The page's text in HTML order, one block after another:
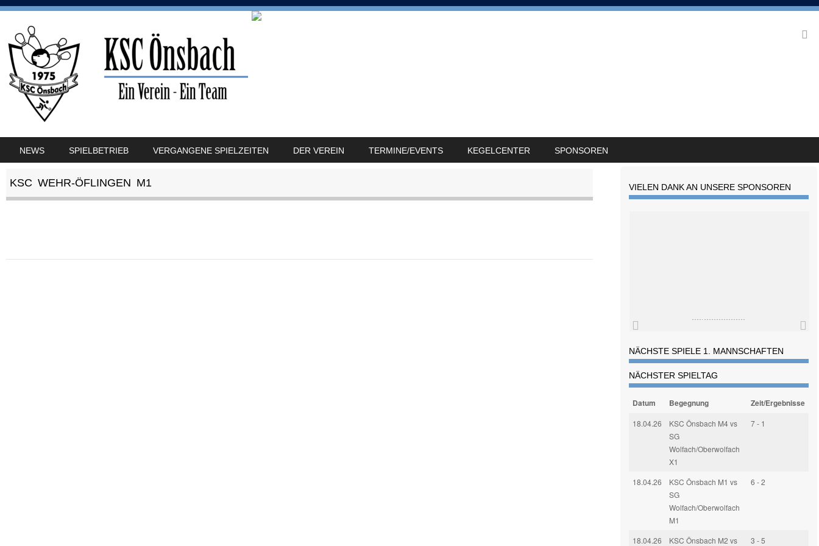
MENU
NEWS SPIELBETRIEB VERGANGENE SPIELZEITEN DER VEREIN TERMINE/EVENTS KEGELCENTER SPONSOREN
KSC WEHR-ÖFLINGEN M1 VIELEN DANK AN UNSERE SPONSOREN
NÄCHSTE SPIELE 1. MANNSCHAFTEN
NÄCHSTER SPIELTAG
Datum Begegnung Zeit/Ergebnisse
18.04.26
KSC Önsbach M4 vs
SG
Wolfach/Oberwolfach
X1
7 - 1
18.04.26
KSC Önsbach M1 vs
SG
Wolfach/Oberwolfach
M1
6 - 2
18.04.26
KSC Önsbach M2 vs
3 - 5